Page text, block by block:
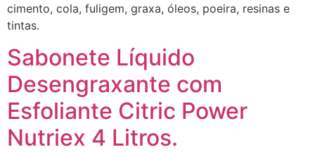
cimento, cola, fuligem, graxa, óleos, poeira, resinas e
tintas.
Sabonete Líquido
Desengraxante com
Esfoliante Citric Power
Nutriex 4 Litros.